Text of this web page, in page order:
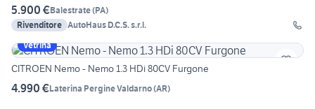
5.900 €Balestrate(PA)
Rivenditore AutoHaus D.C.S. s.r.l.
Vetrina
CITROEN Nemo - Nemo 1.3 HDi 80CV Furgone
4.990 €Laterina Pergine Valdarno(AR)